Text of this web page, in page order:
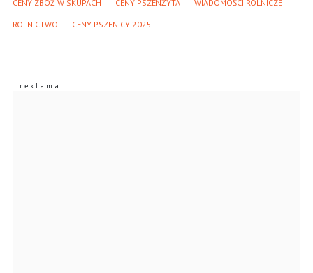
CENY ZBÓŻ W SKUPACH CENY PSZENŻYTA WIADOMOŚCI ROLNICZE
ROLNICTWO CENY PSZENICY 2025